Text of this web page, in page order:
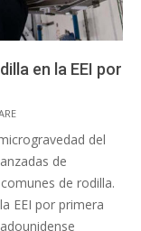
en la EEI por
del
de
de rodilla.
EEI por primera